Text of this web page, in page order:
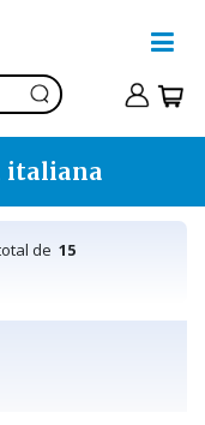
italiana
de 15